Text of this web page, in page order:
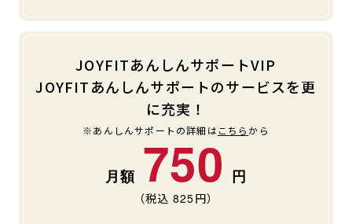
JOYFITあんしんサポートVIP
JOYFITあんしんサポートのサービスを更
に充実！
※あんしんサポートの詳細はこちら から
750
（税込 825円）